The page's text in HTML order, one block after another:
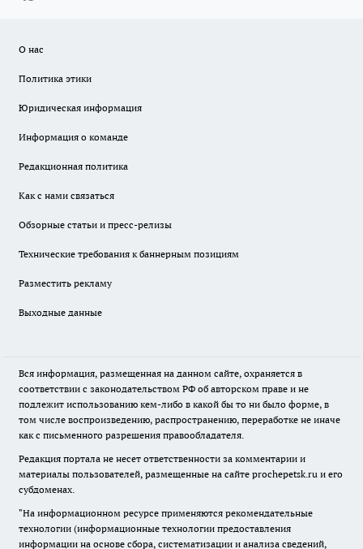
О нас
Политика этики
Юридическая информация
Информация о команде
Редакционная политика
Как с нами связаться
Обзорные статьи и пресс-релизы
Технические требования к баннерным позициям
Разместить рекламу
Выходные данные
Вся информация, размещенная на данном сайте, охраняется в
соответствии с законодательством РФ об авторском праве и не
подлежит использованию кем-либо в какой бы то ни было форме, в
том числе воспроизведению, распространению, переработке не иначе
как с письменного разрешения правообладателя.
Редакция портала не несет ответственности за комментарии и
материалы пользователей, размещенные на сайте prochepetsk.ru и его
субдоменах.
"На информационном ресурсе применяются рекомендательные
технологии (информационные технологии предоставления
информации на основе сбора, систематизации и анализа сведений,